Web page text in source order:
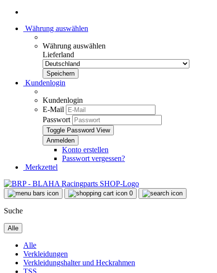
Währung auswählen
Währung auswählen
Lieferland
Kundenlogin
Kundenlogin
E-Mail
Passwort
Toggle Password View
Konto erstellen
Passwort vergessen?
Merkzettel
0
Suche
Alle
Alle
Verkleidungen
Verkleidungshalter und Heckrahmen
TSS